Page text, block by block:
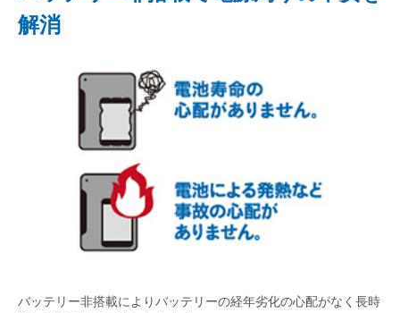
解消
バッテリー非搭載によりバッテリーの経年劣化の心配がなく長時